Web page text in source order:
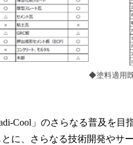
◆塗料適用
Cool」のさらなる普及を目
に、さらなる技術開発やサ